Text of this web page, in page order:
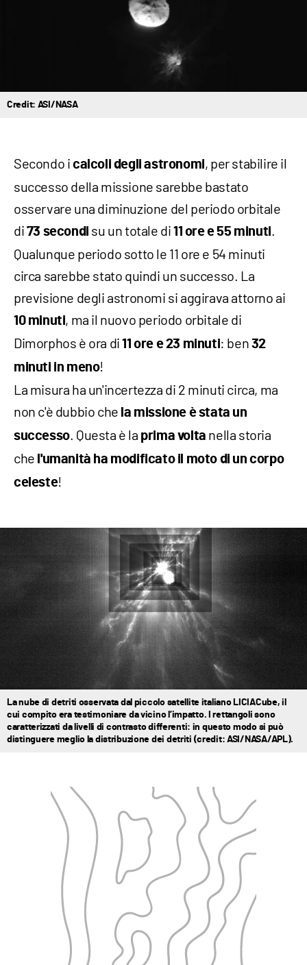
Credit: ASI/NASA
Secondo i calcoli degli astronomi, per stabilire il
successo della missione sarebbe bastato
osservare una diminuzione del periodo orbitale
di 73 secondi su un totale di11 ore e 55 minuti.
Qualunque periodo sotto le 11 ore e 54 minuti
circa sarebbe stato quindi un successo. La
previsione degli astronomi si aggirava attorno ai
10 minuti, ma il nuovo periodo orbitale di
Dimorphos è ora di11 ore e 23 minuti: ben 32
minuti in meno!
La misura ha un'incertezza di 2 minuti circa, ma
non c'è dubbio che la missione è stata un
successo. Questa è la prima volta nella storia
che l'umanità ha modificato il moto di un corpo
celeste!
La nube di detriti osservata dal piccolo satellite italiano LICIACube, il
cui compito era testimoniare da vicino l’impatto. I rettangoli sono
caratterizzati da livelli di contrasto differenti: in questo modo si può
distinguere meglio la distribuzione dei detriti (credit: ASI/NASA/APL).